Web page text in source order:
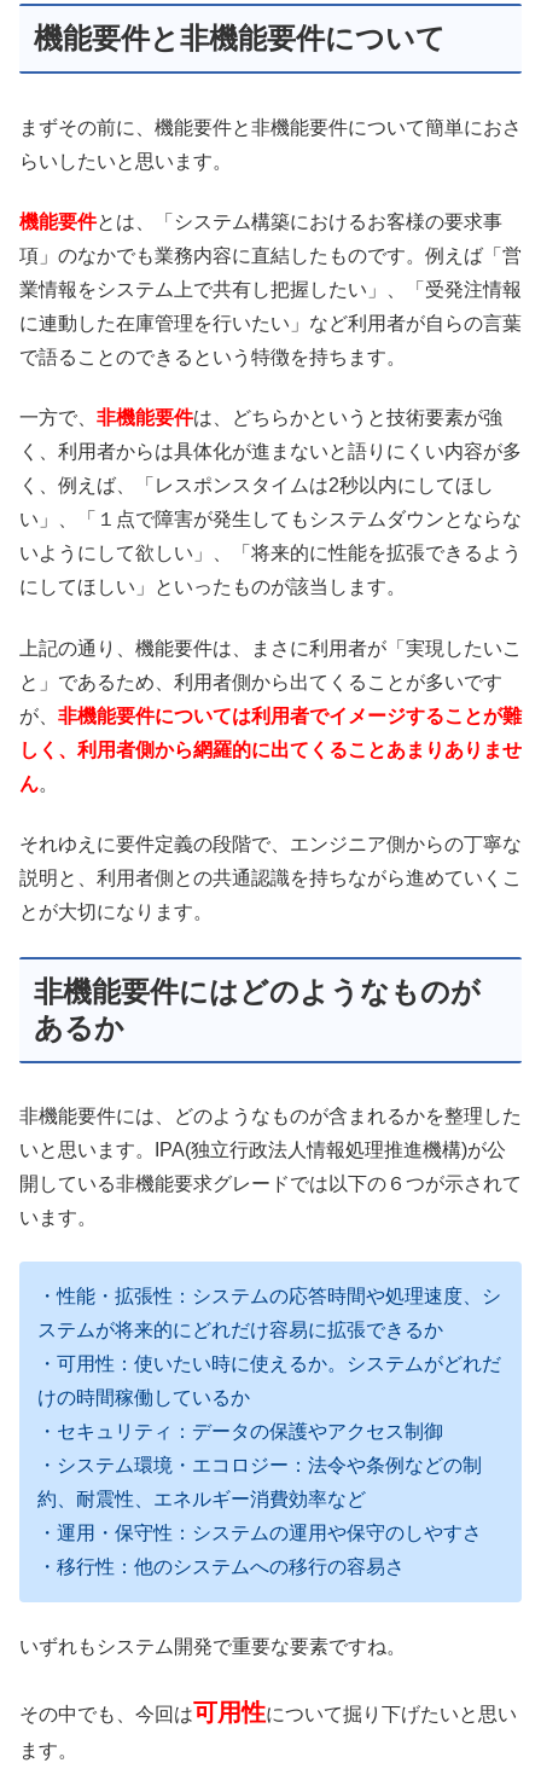
機能要件と非機能要件について
まずその前に、機能要件と非機能要件について簡単におさ
らいしたいと思います。
機能要件とは、「システム構築におけるお客様の要求事
項」のなかでも業務内容に直結したものです。例えば「営
業情報をシステム上で共有し把握したい」、「受発注情報
に連動した在庫管理を行いたい」など利用者が自らの言葉
で語ることのできるという特徴を持ちます。
一方で、 非機能要件は、どちらかというと技術要素が強
く、利用者からは具体化が進まないと語りにくい内容が多
く、例えば、「レスポンスタイムは2秒以内にしてほし
い」、「１点で障害が発生してもシステムダウンとならな
いようにして欲しい」、「将来的に性能を拡張できるよう
にしてほしい」といったものが該当します。
上記の通り、機能要件は、まさに利用者が「実現したいこ
と」であるため、利用者側から出てくることが多いです
が、 非機能要件については利用者でイメージすることが難
しく、利用者側から網羅的に出てくることあまりありませ
ん。
それゆえに要件定義の段階で、エンジニア側からの丁寧な
説明と、利用者側との共通認識を持ちながら進めていくこ
とが大切になります。
非機能要件にはどのようなものが
あるか
非機能要件には、どのようなものが含まれるかを整理した
いと思います。IPA(独立行政法人情報処理推進機構)が公
開している非機能要求グレードでは以下の６つが示されて
います。
・性能・拡張性：システムの応答時間や処理速度、シ
ステムが将来的にどれだけ容易に拡張できるか
・可用性：使いたい時に使えるか。システムがどれだ
けの時間稼働しているか
・セキュリティ：データの保護やアクセス制御
・システム環境・エコロジー：法令や条例などの制
約、耐震性、エネルギー消費効率など
・運用・保守性：システムの運用や保守のしやすさ
・移行性：他のシステムへの移行の容易さ
いずれもシステム開発で重要な要素ですね。
その中でも、今回は可用性について掘り下げたいと思い
ます。